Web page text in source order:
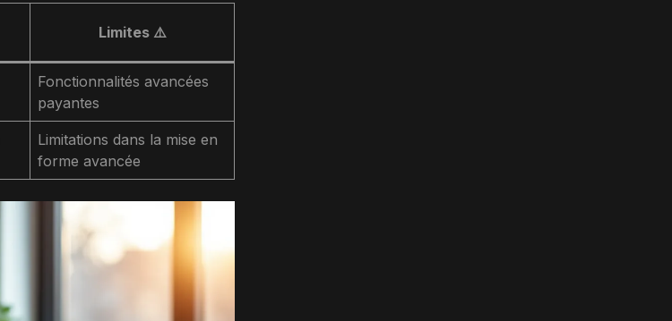
Limites ⚠️
Fonctionnalités avancées
payantes
Limitations dans la mise en
forme avancée